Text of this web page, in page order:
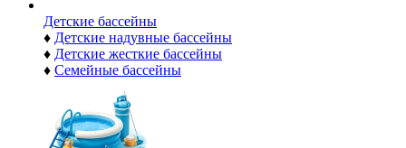
Детские бассейны
♦ Детские надувные бассейны
♦ Детские жесткие бассейны
♦ Семейные бассейны